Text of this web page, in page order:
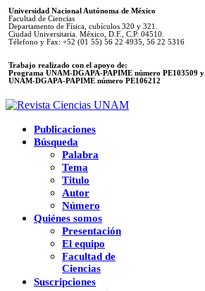
Universidad Nacional Autónoma de México
Facultad de Ciencias
Departamento de Física, cubículos 320 y 321.
Ciudad Universitaria. México, D.F., C.P. 04510.
Télefono y Fax: +52 (01 55) 56 22 4935, 56 22 5316
Trabajo realizado con el apoyo de:
Programa UNAM-DGAPA-PAPIME número PE103509 y
UNAM-DGAPA-PAPIME número PE106212
Publicaciones
Búsqueda
Palabra
Tema
Titulo
Autor
Número
Quiénes somos
Presentación
El equipo
Facultad de
Ciencias
Suscripciones